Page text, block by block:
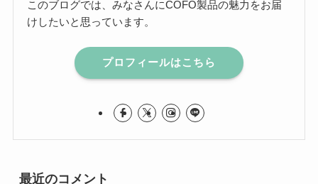
このブログでは、みなさんにCOFO製品の魅力をお届
けしたいと思っています。
プロフィールはこちら
最近のコメント